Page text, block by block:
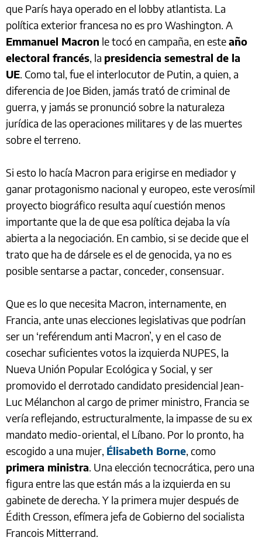
que París haya operado en el lobby atlantista. La
política exterior francesa no es pro Washington. A
Emmanuel Macron le tocó en campaña, en esteaño
electoral francés, la presidencia semestral de la
UE. Como tal, fue el interlocutor de Putin, a quien, a
diferencia de Joe Biden, jamás trató de criminal de
guerra, y jamás se pronunció sobre la naturaleza
jurídica de las operaciones militares y de las muertes
sobre el terreno.
Si esto lo hacía Macron para erigirse en mediador y
ganar protagonismo nacional y europeo, este verosímil
proyecto biográfico resulta aquí cuestión menos
importante que la de que esa política dejaba la vía
abierta a la negociación. En cambio, si se decide que el
trato que ha de dársele es el de genocida, ya no es
posible sentarse a pactar, conceder, consensuar.
Que es lo que necesita Macron, internamente, en
Francia, ante unas elecciones legislativas que podrían
ser un ‘reférendum anti Macron’, y en el caso de
cosechar suficientes votos la izquierda NUPES, la
Nueva Unión Popular Ecológica y Social, y ser
promovido el derrotado candidato presidencial Jean-
Luc Mélanchon al cargo de primer ministro, Francia se
vería reflejando, estructuralmente, la impasse de su ex
mandato medio-oriental, el Líbano. Por lo pronto, ha
escogido a una mujer, Élisabeth Borne, como
primera ministra. Una elección tecnocrática, pero una
figura entre las que están más a la izquierda en su
gabinete de derecha. Y la primera mujer después de
Édith Cresson, efímera jefa de Gobierno del socialista
Francois Mitterrand.